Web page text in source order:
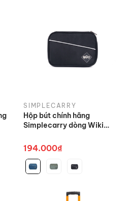
SIMPLECARRY
Hộp bút chính hãng
Simplecarry dòng Wiki
194.000₫